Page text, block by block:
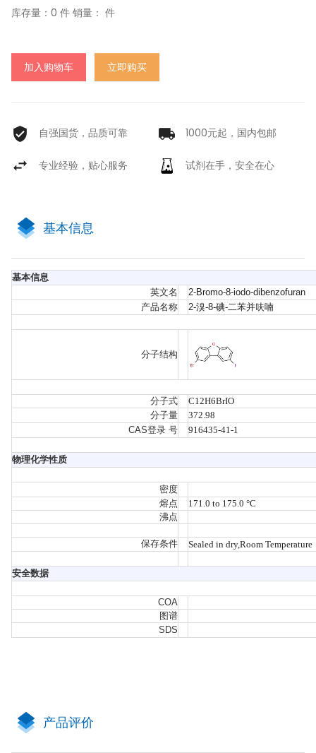
库存量： 0 件 销量： 件
加入购物车 立即购买
自强国货，品质可靠 1000元起，国内包邮
专业经验，贴心服务 试剂在手，安全在心
基本信息
基本信息
英文名
2-Bromo-8-iodo-dibenzofuran
产品名称
2-溴-8-碘-二苯并呋喃
分子结构
分子式
C12H6BrIO
分子量
372.98
CAS登录 号
916435-41-1
物理化学性质
密度
熔点
171.0 to 175.0 °C
沸点
保存条件 Sealed in dry,Room Temperature
安全数据
COA
图谱
SDS
产品评价